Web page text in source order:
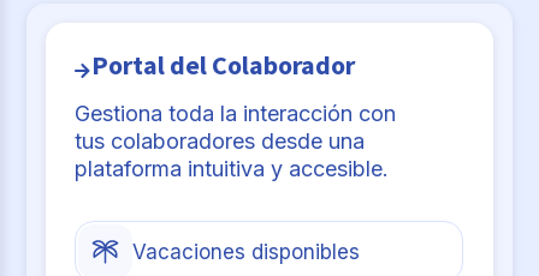
Portal del Colaborador
Gestiona toda la interacción con
tus colaboradores desde una
plataforma intuitiva y accesible.
Vacaciones disponibles